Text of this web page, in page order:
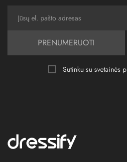
PRENUMERUOTI
Sutinku su svetainės